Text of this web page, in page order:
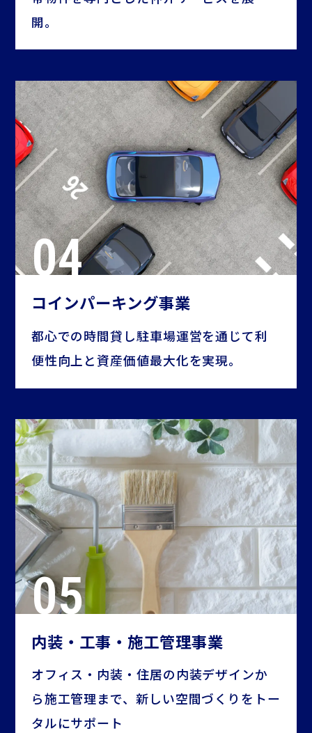
開。
コインパーキング事業
都心での時間貸し駐車場運営を通じて利
便性向上と資産価値最大化を実現。
内装・工事・施工管理事業
オフィス・内装・住居の内装デザインか
ら施工管理まで、新しい空間づくりをトー
タルにサポート